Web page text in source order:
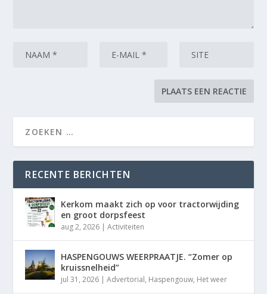
RECENTE BERICHTEN
Kerkom maakt zich op voor tractorwijding
en groot dorpsfeest
aug 2, 2026 |Activiteiten
HASPENGOUWS WEERPRAATJE. “Zomer op
kruissnelheid”
jul 31, 2026 |Advertorial, Haspengouw, Het weer